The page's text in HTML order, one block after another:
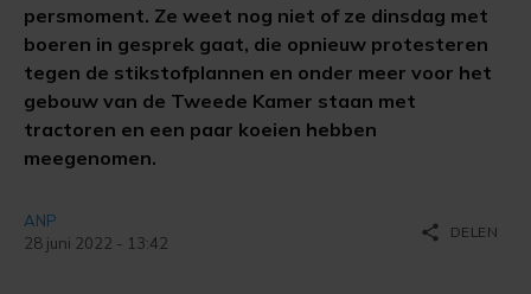
persmoment. Ze weet nog niet of ze dinsdag met
boeren in gesprek gaat, die opnieuw protesteren
tegen de stikstofplannen en onder meer voor het
gebouw van de Tweede Kamer staan met
tractoren en een paar koeien hebben
meegenomen.
ANP
28 juni 2022 - 13:42
share DELEN